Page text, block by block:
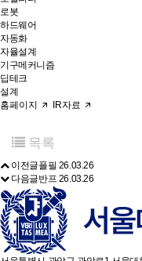
로봇
하드웨어
자동화
자율설계
기구메커니즘
딥테크
설계
홈페이지
IR자료
목록
이전글플필 26.03.26
다음글반프 26.03.26